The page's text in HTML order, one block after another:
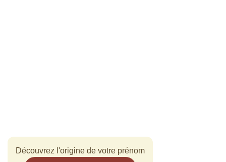
Découvrez l'origine de votre prénom